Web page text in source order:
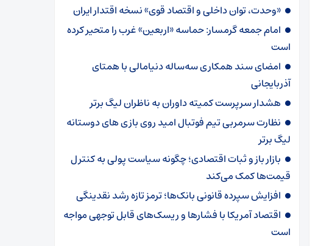
«وحدت، توان داخلی و اقتصاد قوی» نسخه اقتدار ایران
امام جمعه گرمسار: حماسه «اربعین» غرب را متحیر کرده
است
امضای سند همکاری سه‌ساله دنیامالی با همتای
آذربایجانی
هشدار سرپرست ‌کمیته داوران به ناظران لیگ برتر
نظارت سرمربی تیم‌ فوتبال امید روی بازی های دوستانه
لیگ برتر
بازار باز و ثبات اقتصادی؛ چگونه سیاست پولی به کنترل
قیمت‌ها کمک می‌کند
افزایش سپرده قانونی بانک‌ها؛ ترمز تازه رشد نقدینگی
اقتصاد آمریکا با فشارها و ریسک‌های قابل توجهی مواجه
است